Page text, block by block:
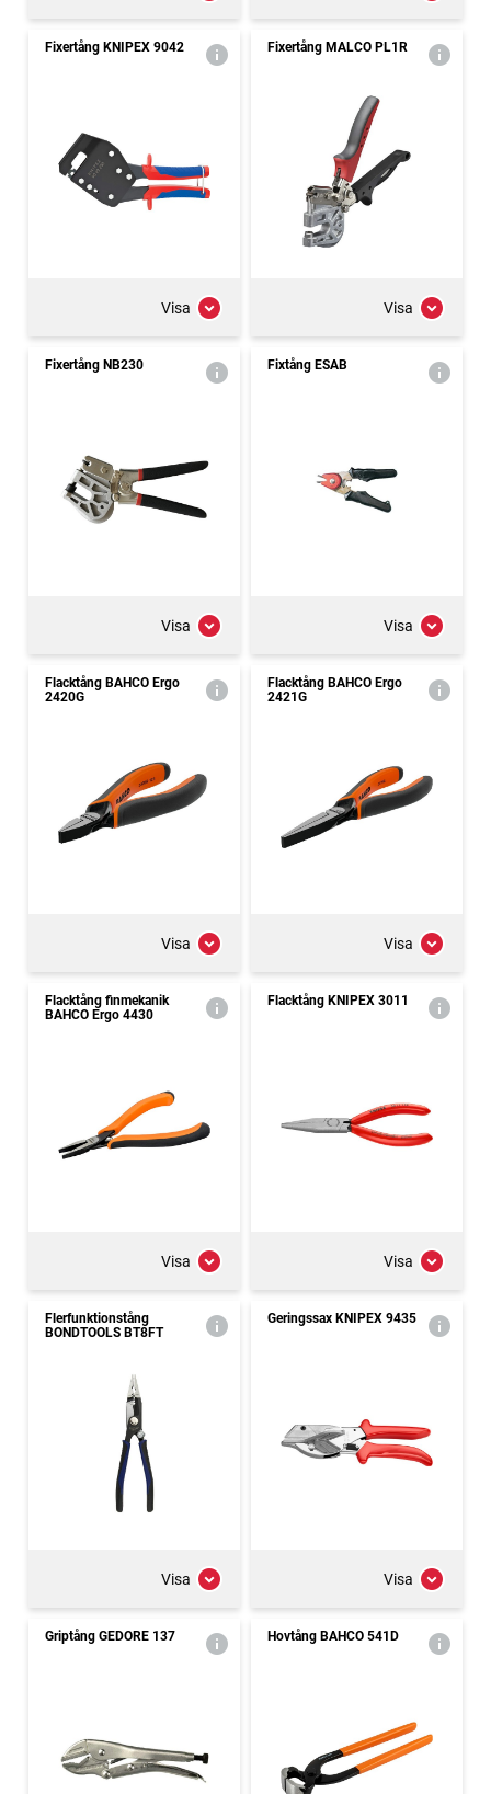
Fixertång KNIPEX 9042
Visa
Fixertång MALCO PL1R
Visa
Fixertång NB230
Visa
Fixtång ESAB
Visa
Flacktång BAHCO Ergo
2420G
Visa
Flacktång BAHCO Ergo
2421G
Visa
Flacktång finmekanik
BAHCO Ergo 4430
Visa
Flacktång KNIPEX 3011
Visa
Flerfunktionstång
BONDTOOLS BT8FT
Visa
Geringssax KNIPEX 9435
Visa
Griptång GEDORE 137 Hovtång BAHCO 541D